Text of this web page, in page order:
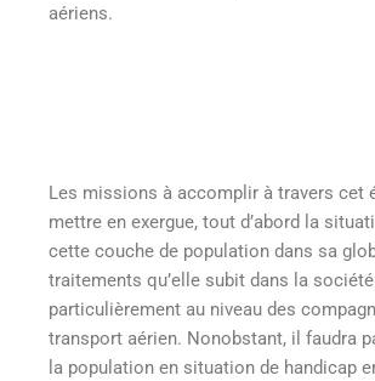
aériens.
Les missions à accomplir à travers cet
mettre en exergue, tout d’abord la
cette couche de population dans sa
traitements qu’elle subit dans la
particulièrement au niveau des
transport aérien. Nonobstant, il faudra
la population en situation de handicap